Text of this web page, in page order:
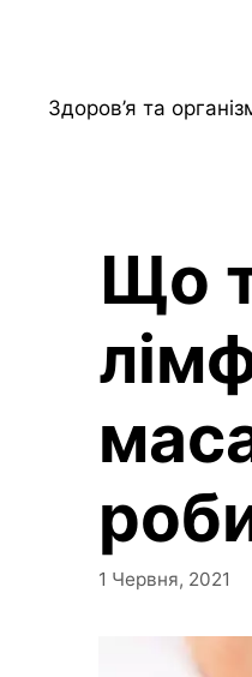
Здоров’я та
Що
1 Червня, 2021